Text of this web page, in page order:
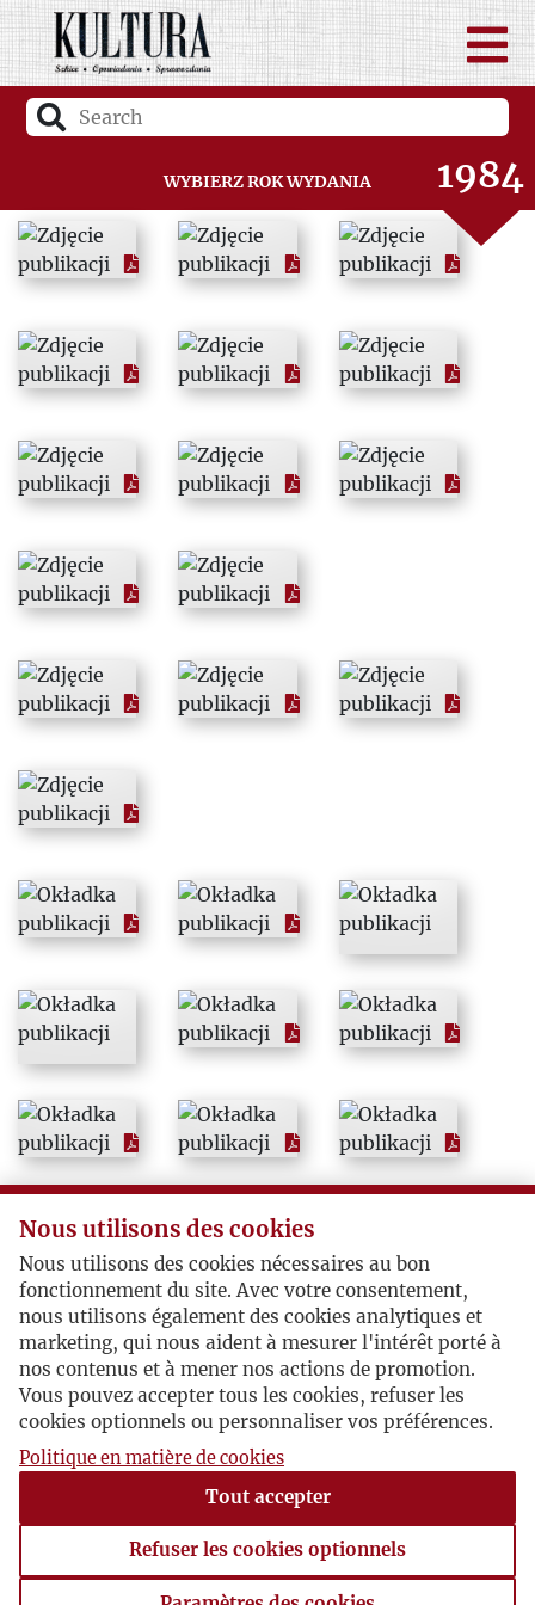
Wybierz rok wydania
1982
1983
1984
1985
1987
1988
1989
1992
1995
1996
1997
1998
1999
2001
2002
2003
2004
Nous utilisons des cookies
Nous utilisons des cookies nécessaires au bon
fonctionnement du site. Avec votre consentement,
nous utilisons également des cookies analytiques et
marketing, qui nous aident à mesurer l'intérêt porté à
nos contenus et à mener nos actions de promotion.
Vous pouvez accepter tous les cookies, refuser les
cookies optionnels ou personnaliser vos préférences.
Politique en matière de cookies
Tout accepter
Refuser les cookies optionnels